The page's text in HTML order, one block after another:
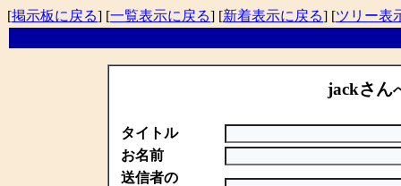
[掲示板に戻る] [一覧表示に戻る] [新着表示に戻る] [ツリー表
jackさん
タイトル
お名前
送信者の